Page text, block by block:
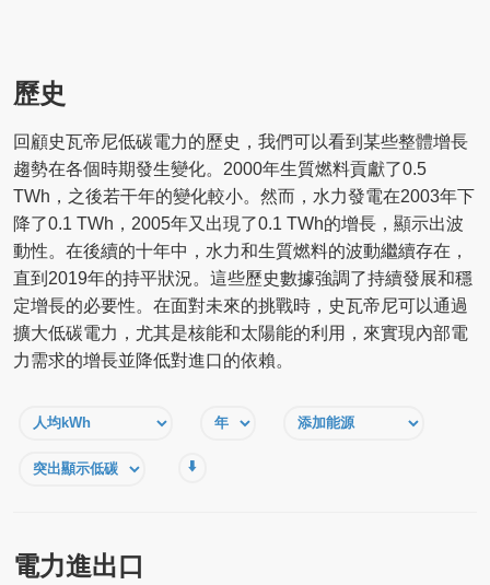
歷史
回顧史瓦帝尼低碳電力的歷史，我們可以看到某些整體增長
趨勢在各個時期發生變化。2000年生質燃料貢獻了0.5
TWh，之後若干年的變化較小。然而，水力發電在2003年下
降了0.1 TWh，2005年又出現了0.1 TWh的增長，顯示出波
動性。在後續的十年中，水力和生質燃料的波動繼續存在，
直到2019年的持平狀況。這些歷史數據強調了持續發展和穩
定增長的必要性。在面對未來的挑戰時，史瓦帝尼可以通過
擴大低碳電力，尤其是核能和太陽能的利用，來實現內部電
力需求的增長並降低對進口的依賴。
⬇️
電力進出口